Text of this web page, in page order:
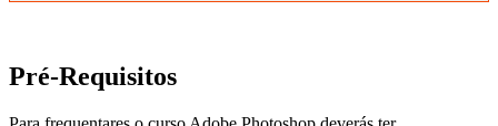
Pré-Requisitos